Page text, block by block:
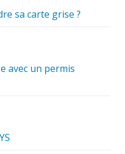
sa carte grise ?
avec un permis